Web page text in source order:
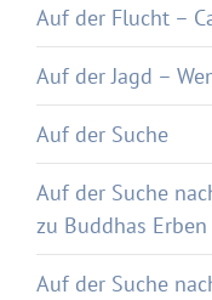
Auf der Flucht –
Auf der Jagd –
Auf der Suche
Auf der Suche
zu Buddhas Erben
Auf der Suche